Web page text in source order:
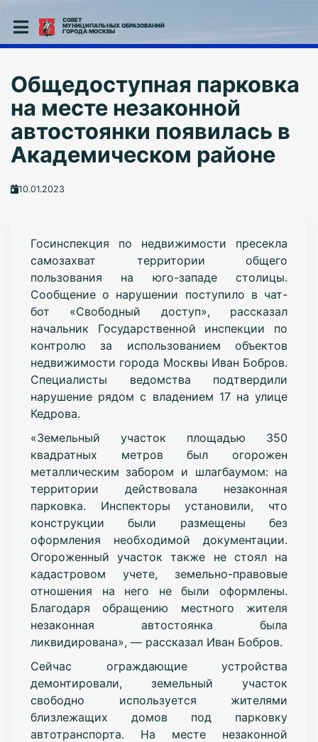
СОВЕТ
МУНИЦИПАЛЬНЫХ ОБРАЗОВАНИЙ
ГОРОДА МОСКВЫ
Общедоступная парковка
на месте незаконной
автостоянки появилась в
Академическом районе
10.01.2023
Госинспекция по недвижимости пресекла
самозахват территории общего
пользования на юго-западе столицы.
Сообщение о нарушении поступило в чат-
бот «Свободный доступ», рассказал
начальник Государственной инспекции по
контролю за использованием объектов
недвижимости города Москвы Иван Бобров.
Специалисты ведомства подтвердили
нарушение рядом с владением 17 на улице
Кедрова.
«Земельный участок площадью 350
квадратных метров был огорожен
металлическим забором и шлагбаумом: на
территории действовала незаконная
парковка. Инспекторы установили, что
конструкции были размещены без
оформления необходимой документации.
Огороженный участок также не стоял на
кадастровом учете, земельно-правовые
отношения на него не были оформлены.
Благодаря обращению местного жителя
незаконная автостоянка была
ликвидирована», — рассказал Иван Бобров.
Сейчас ограждающие устройства
демонтировали, земельный участок
свободно используется жителями
близлежащих домов под парковку
автотранспорта. На месте незаконной